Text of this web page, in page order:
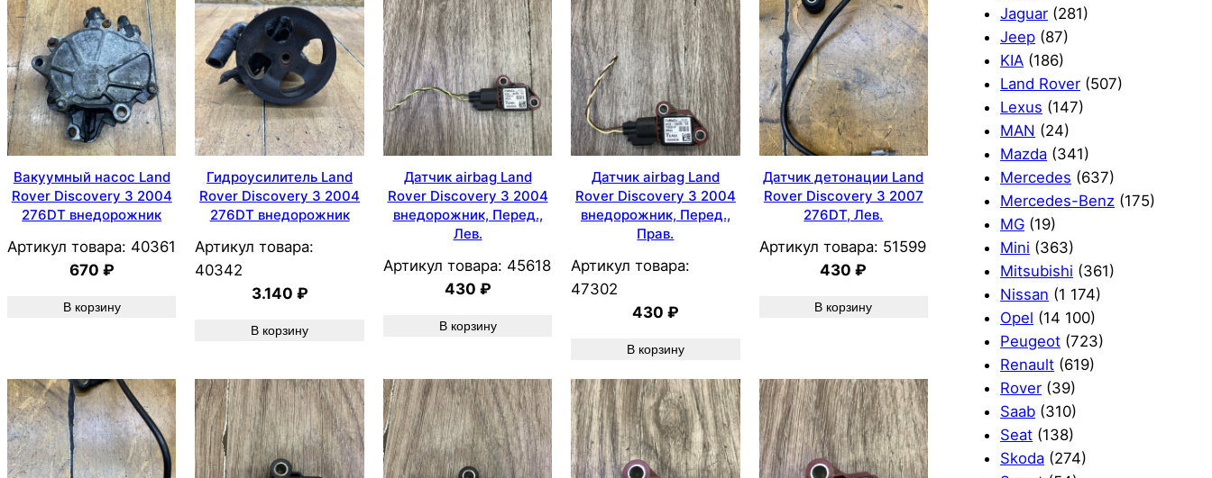
Вакуумный насос Land
Rover Discovery 3 2004
276DT внедорожник
Артикул товара: 40361
670 ₽
В корзину
Гидроусилитель Land
Rover Discovery 3 2004
276DT внедорожник
Артикул товара:
40342
3.140 ₽
В корзину
Датчик airbag Land
Rover Discovery 3 2004
внедорожник, Перед.,
Лев.
Артикул товара: 45618
430 ₽
В корзину
Датчик airbag Land
Rover Discovery 3 2004
внедорожник, Перед.,
Прав.
Артикул товара:
47302
430 ₽
В корзину
Датчик детонации Land
Rover Discovery 3 2007
276DT, Лев.
Артикул товара: 51599
430₽
В корзину
Jaguar (281)
Jeep (87)
KIA (186)
Land Rover (507)
Lexus (147)
MAN (24)
Mazda (341)
Mercedes (637)
Mercedes-Benz (175)
MG (19)
Mini (363)
Mitsubishi (361)
Nissan (1 174)
Opel (14 100)
Peugeot (723)
Renault (619)
Rover (39)
Saab (310)
Seat (138)
Skoda (274)